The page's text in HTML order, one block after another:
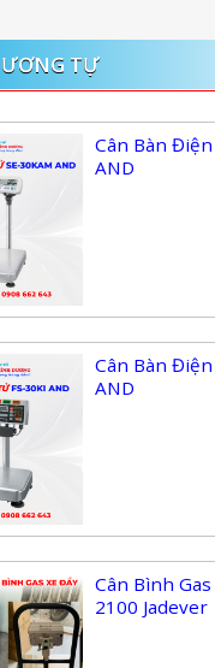
TỰ
Cân Bàn
AND
Cân Bàn
AND
Cân Bình Gas
2100 Jadever